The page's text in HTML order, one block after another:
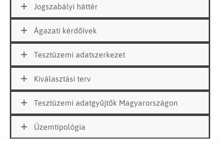
Jogszabályi háttér
Ágazati kérdőívek
Tesztüzemi adatszerkezet
Kiválasztási terv
Tesztüzemi adatgyűjtők Magyarországon
Üzemtipológia